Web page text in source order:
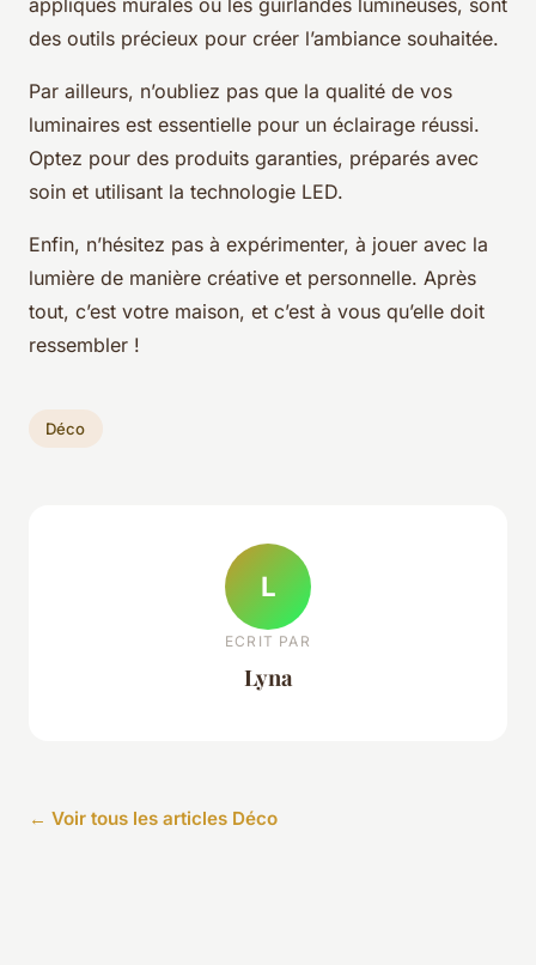
appliques murales ou les guirlandes lumineuses, sont
des outils précieux pour créer l’ambiance souhaitée.
Par ailleurs, n’oubliez pas que la qualité de vos
luminaires est essentielle pour un éclairage réussi.
Optez pour des produits garanties, préparés avec
soin et utilisant la technologie LED.
Enfin, n’hésitez pas à expérimenter, à jouer avec la
lumière de manière créative et personnelle. Après
tout, c’est votre maison, et c’est à vous qu’elle doit
ressembler !
Déco
L
ECRIT PAR
Lyna
← Voir tous les articles Déco